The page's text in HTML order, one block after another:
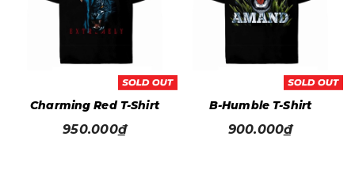
Charming Red T-Shirt
950.000₫
B-Humble T-Shirt
900.000₫